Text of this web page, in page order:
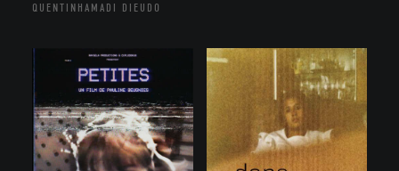
QUENTINHAMADI DIEUDO